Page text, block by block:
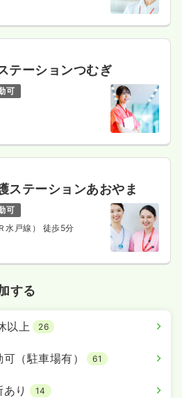
テーションつむぎ
可
ステーションあおやま
可
水戸線） 徒歩5分
する
以上 26
（駐車場有） 61
り 14